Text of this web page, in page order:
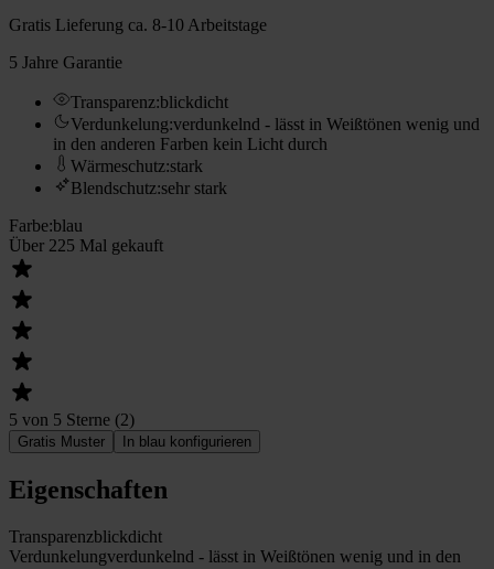
Gratis Lieferung ca. 8-10 Arbeitstage
5 Jahre Garantie
Transparenz:blickdicht
Verdunkelung:verdunkelnd - lässt in Weißtönen wenig und
in den anderen Farben kein Licht durch
Wärmeschutz:stark
Blendschutz:sehr stark
Farbe:blau
Über 225 Mal gekauft
5 von 5 Sterne (2)
Gratis Muster In blau konfigurieren
Eigenschaften
Transparenzblickdicht
Verdunkelungverdunkelnd - lässt in Weißtönen wenig und in den